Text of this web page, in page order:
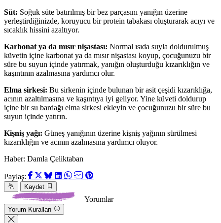
Süt: Soğuk süte batırılmış bir bez parçasını yanığın üzerine
yerleştirdiğinizde, koruyucu bir protein tabakası oluşturarak acıyı ve
sıcaklık hissini azaltıyor.
Karbonat ya da mısır nişastası: Normal ısıda suyla doldurulmuş
küvetin içine karbonat ya da mısır nişastası koyup, çocuğunuzu bir
süre bu suyun içinde yatırmak, yanığın oluşturduğu kızarıklığın ve
kaşıntının azalmasına yardımcı olur.
Elma sirkesi: Bu sirkenin içinde bulunan bir asit çeşidi kızarıklığa,
acının azaltılmasına ve kaşıntıya iyi geliyor. Yine küveti doldurup
içine bir su bardağı elma sirkesi ekleyin ve çocuğunuzu bir süre bu
suyun içinde yatırın.
Kişniş yağı: Güneş yanığının üzerine kişniş yağının sürülmesi
kızarıklığın ve acının azalmasına yardımcı oluyor.
Haber: Damla Çeliktaban
Paylaş:
Kaydet
Yorumlar
Yorum Kuralları